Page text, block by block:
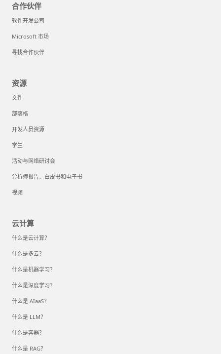
合作伙伴
软件开发公司
Microsoft 市场
寻找合作伙伴
资源
文件
部落格
开发人员资源
学生
活动与网络研讨会
分析师报告、白皮书和电子书
视频
云计算
什么是云计算？
什么是多云？
什么是机器学习？
什么是深度学习？
什么是 AIaaS？
什么是 LLM？
什么是容器？
什么是 RAG？